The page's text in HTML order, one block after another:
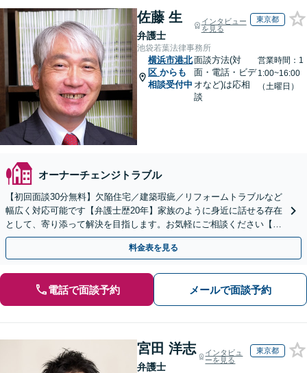
佐藤 生
弁護士
インタビュー
を見る
東京都
池袋若葉法律事務所
横浜市港北
区 からも
相談受付中
面談方法(対
面・電話・ビデ
オなど)は応相
談
営業時間：1
1:00~16:00
（土曜日）
オーナーチェンジトラブル
【初回面談30分無料】欠陥住宅／建築瑕疵／リフォームトラブルなど
幅広く対応可能です【弁護士歴20年】家族のように身近に話せる存在
として、寄り添って解決を目指します。お気軽にご相談ください【池
袋駅5分】
料金表を見る
電話で面談予約 メールで面談予約
宮田 洋志
弁護士
インタビュ
ーを見る
東京都